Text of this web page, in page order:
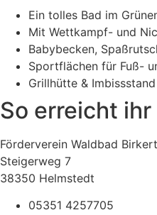
Ein tolles Bad im
Mit Wettkampf- und
Babybecken,
Sportflächen für Fuß-
Grillhütte & Imbissstand
So erreicht ihr
Förderverein Waldbad
Steigerweg 7
38350 Helmstedt
05351 4257705